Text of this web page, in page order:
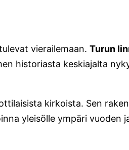
vierailemaan. Turun
historiasta keskiajalta
kirkoista. Sen
yleisölle ympäri vuoden